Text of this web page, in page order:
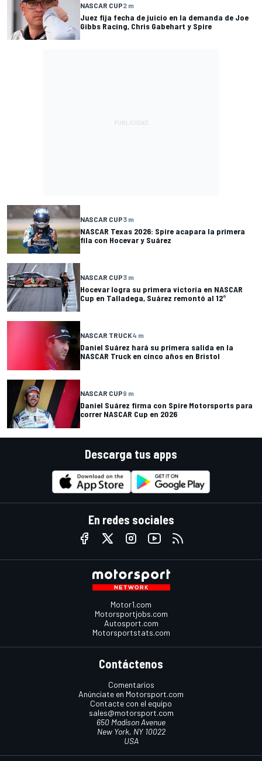
NASCAR CUP2 m
Juez fija fecha de juicio en la demanda de Joe
Gibbs Racing, Chris Gabehart y Spire
NASCAR CUP3 m
NASCAR Texas 2026: Spire acapara la primera
fila con Hocevar y Suárez
NASCAR CUP3 m
Hocevar logra su primera victoria en NASCAR
Cup en Talladega, Suárez remontó al 12°
NASCAR TRUCK4 m
Daniel Suárez hará su primera salida en la
NASCAR Truck en cinco años en Bristol
NASCAR CUP9 m
Daniel Suárez firma con Spire Motorsports para
correr NASCAR Cup en 2026
Descarga tus apps
En redes sociales
Motor1.com
Motorsportjobs.com
Autosport.com
Motorsportstats.com
Contáctenos
Comentarios
Anúnciate en Motorsport.com
Contacte con el equipo
sales@motorsport.com
650 Madison Avenue
New York, NY 10022
USA